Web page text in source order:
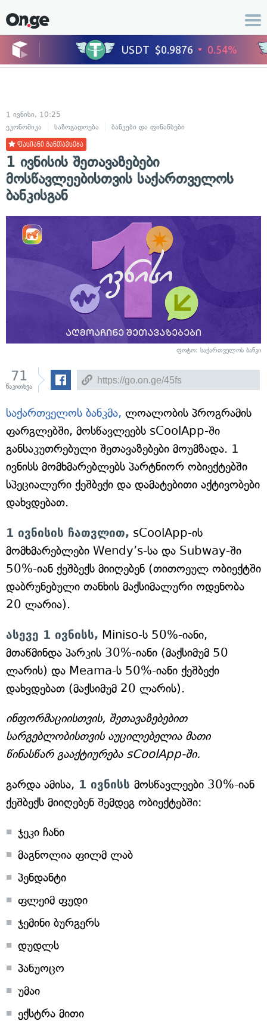
1 ივნისი, 10:25
ეკონომიკა
საზოგადოება ბანკები და ფინანსები
ფასიანი განთავსება
1 ივნისის შეთავაზებები
მოსწავლეებისთვის საქართველოს
ბანკისგან
ფოტო: საქართველოს ბანკი
71
წაკითხვა
საქართველოს ბანკმა, ლოალობის პროგრამის
ფარგლებში, მოსწავლეებს sCoolApp-ში
განსაკუთრებული შეთავაზებები მოუმზადა. 1
ივნისს მომხმარებლებს პარტნიორ ობიექტებში
სპეციალური ქეშბექი და დამატებითი აქტივობები
დახვდებათ.
1 ივნისის ჩათვლით, sCoolApp-ის
მომხმარებლები Wendy’s-სა და Subway-ში
50%-იან ქეშბექს მიიღებენ (თითოეულ ობიექტში
დაბრუნებული თანხის მაქსიმალური ოდენობა
20 ლარია).
ასევე 1 ივნისს, Miniso-ს 50%-იანი,
მთაწმინდა პარკის 30%-იანი (მაქსიმუმ 50
ლარის) და Meama-ს 50%-იანი ქეშბექი
დახვდებათ (მაქსიმუმ 20 ლარის).
ინფორმაციისთვის, შეთავაზებებით
სარგებლობისთვის აუცილებელია მათი
წინასწარ გააქტიურება sCoolApp-ში.
გარდა ამისა, 1 ივნისს მოსწავლეები 30%-იან
ქეშბექს მიიღებენ შემდეგ ობიექტებში:
ჯეკი ჩანი
მაგნოლია ფილმ ლაბ
პენდანტი
ფლეიმ ფუდი
ჯემინი ბურგერს
დუდლს
პანუოცო
უმაი
ექსტრა მითი